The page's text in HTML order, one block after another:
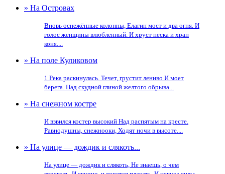
» На Островах
Вновь оснежённые колонны, Елагин мост и два огня. И
голос женщины влюбленный. И хруст песка и храп
коня....
» На поле Куликовом
1 Река раскинулась. Течет, грустит лениво И моет
берега. Над скудной глиной желтого обрыва...
» На снежном костре
И взвился костер высокий Над распятым на кресте.
Равнодушны, снежнооки, Ходят ночи в высоте....
» На улице — дождик и слякоть...
На улице — дождик и слякоть, Не знаешь, о чем